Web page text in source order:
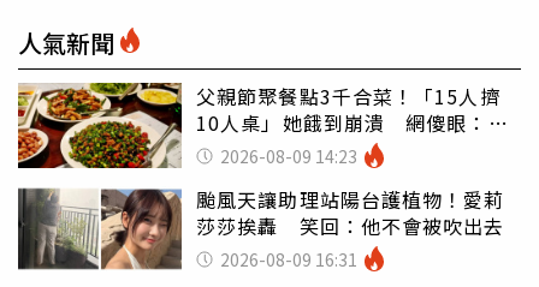
人氣新聞
父親節聚餐點3千合菜！「15人擠
10人桌」她餓到崩潰 網傻眼：讓
店家看笑話
2026-08-09 14:23
颱風天讓助理站陽台護植物！愛莉
莎莎挨轟 笑回：他不會被吹出去
2026-08-09 16:31